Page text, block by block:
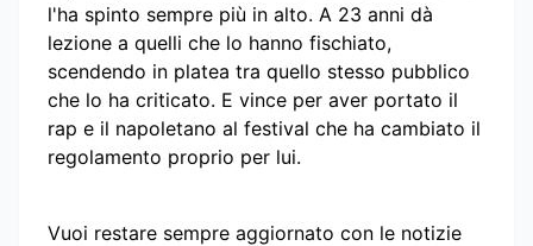
l'ha spinto sempre più in alto. A 23 anni dà
lezione a quelli che lo hanno fischiato,
scendendo in platea tra quello stesso pubblico
che lo ha criticato. E vince per aver portato il
rap e il napoletano al festival che ha cambiato il
regolamento proprio per lui.
Vuoi restare sempre aggiornato con le notizie